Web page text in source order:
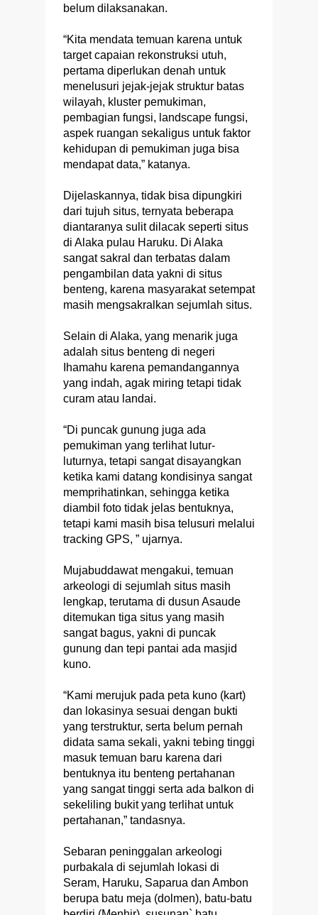
belum dilaksanakan.
“Kita mendata temuan karena untuk
target capaian rekonstruksi utuh,
pertama diperlukan denah untuk
menelusuri jejak-jejak struktur batas
wilayah, kluster pemukiman,
pembagian fungsi, landscape fungsi,
aspek ruangan sekaligus untuk faktor
kehidupan di pemukiman juga bisa
mendapat data,” katanya.
Dijelaskannya, tidak bisa dipungkiri
dari tujuh situs, ternyata beberapa
diantaranya sulit dilacak seperti situs
di Alaka pulau Haruku. Di Alaka
sangat sakral dan terbatas dalam
pengambilan data yakni di situs
benteng, karena masyarakat setempat
masih mengsakralkan sejumlah situs.
Selain di Alaka, yang menarik juga
adalah situs benteng di negeri
Ihamahu karena pemandangannya
yang indah, agak miring tetapi tidak
curam atau landai.
“Di puncak gunung juga ada
pemukiman yang terlihat lutur-
luturnya, tetapi sangat disayangkan
ketika kami datang kondisinya sangat
memprihatinkan, sehingga ketika
diambil foto tidak jelas bentuknya,
tetapi kami masih bisa telusuri melalui
tracking GPS, ” ujarnya.
Mujabuddawat mengakui, temuan
arkeologi di sejumlah situs masih
lengkap, terutama di dusun Asaude
ditemukan tiga situs yang masih
sangat bagus, yakni di puncak
gunung dan tepi pantai ada masjid
kuno.
“Kami merujuk pada peta kuno (kart)
dan lokasinya sesuai dengan bukti
yang terstruktur, serta belum pernah
didata sama sekali, yakni tebing tinggi
masuk temuan baru karena dari
bentuknya itu benteng pertahanan
yang sangat tinggi serta ada balkon di
sekeliling bukit yang terlihat untuk
pertahanan,” tandasnya.
Sebaran peninggalan arkeologi
purbakala di sejumlah lokasi di
Seram, Haruku, Saparua dan Ambon
berupa batu meja (dolmen), batu-batu